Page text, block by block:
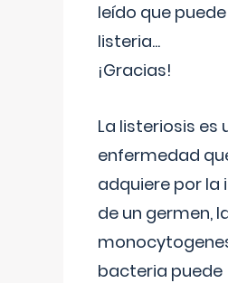
leído que
listeria...
¡Gracias!
La listeriosis es
enfermedad
adquiere por la
de un germen,
bacteria puede